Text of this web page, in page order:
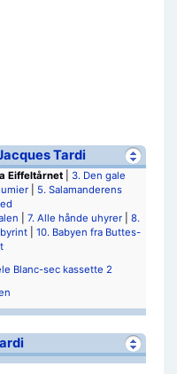
Tardi
Eiffeltårnet
3. Den gale
5. Salamanderens
7. Alle hånde uhyrer
8.
| 10. Babyen fra Buttes-
Blanc-sec kassette 2